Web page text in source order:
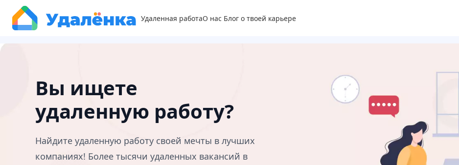
Удаленная работаО нас Блог о твоей карьере
Вы ищете
удаленную работу?
Найдите удаленную работу своей мечты в лучших
компаниях! Более тысячи удаленных вакансий в